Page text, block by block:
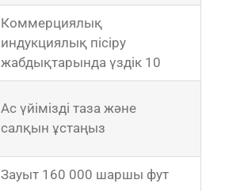
Коммерциялық
индукциялық пісіру
жабдықтарында үздік 10
Ас үйімізді таза және
салқын ұстаңыз
Зауыт 160 000 шаршы фут